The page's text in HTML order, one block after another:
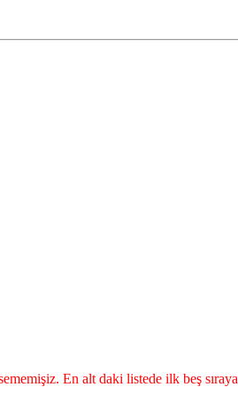
En alt daki listede ilk beş sıraya